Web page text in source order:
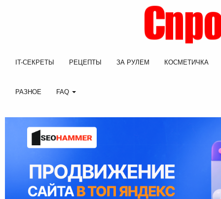
IT-СЕКРЕТЫ РЕЦЕПТЫ ЗА РУЛЕМ КОСМЕТИЧКА
РАЗНОЕ FAQ